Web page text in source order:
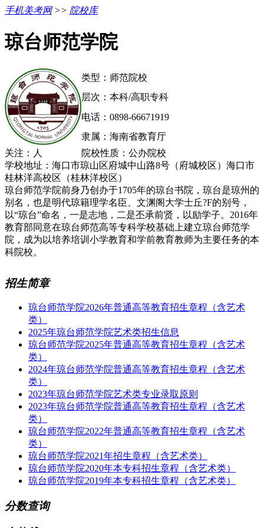
手机美考网>> 院校库
琼台师范学院
类型：师范院校
层次：本科/高职专科
电话：0898-66671919
隶属：海南省教育厅
关注： 人
院校性质：公办院校
学校地址：海口市琼山区府城中山路8号（府城校区）海口市
桂林洋高校区（桂林洋校区）
琼台师范学院前身乃创办于1705年的琼台书院，琼台是琼州的
别名，也是明代琼籍理学名臣、文渊阁大学士丘?F的别号，
以“琼台”命名，一是志地，二是丕承前贤，以励学子。2016年
教育部同意在琼台师范高等专科学校基础上建立琼台师范学
院，成为以培养培训小学教育和学前教育教师为主要任务的本
科院校。
招生简章
琼台师范学院2026年普通高等教育招生章程（含艺术
类）
2025年琼台师范学院艺术类招生信息
琼台师范学院2025年普通高等教育招生章程（含艺术
类）
2024年琼台师范学院普通高等教育招生章程（含艺术
类）
2023年琼台师范学院艺术类专业录取原则
2023年琼台师范学院普通高等教育招生章程（含艺术
类）
琼台师范学院2022年普通高等教育招生章程（含艺术
类）
琼台师范学院2021年招生章程（含艺术类）
琼台师范学院2020年本专科招生章程（含艺术类）
琼台师范学院2019年本专科招生章程（含艺术类）
分数查询